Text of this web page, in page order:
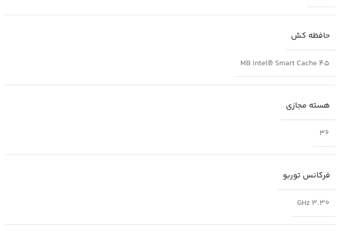
حافظه کش
45 MB Intel® Smart Cache
هسته مجازی
36
فرکانس توربو
3.30 GHz